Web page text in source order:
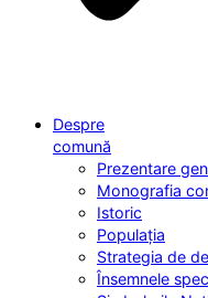
Despre
comună
Prezentare
Monografia
Istoric
Populația
Strategia de
Însemnele